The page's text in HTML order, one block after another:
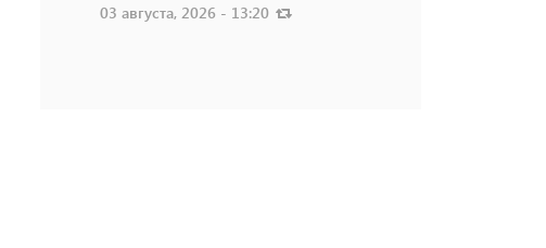
03 августа, 2026 - 13:20